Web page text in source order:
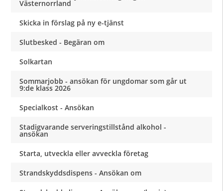
Västernorrland
Skicka in förslag på ny e-tjänst
Slutbesked - Begäran om
Solkartan
Sommarjobb - ansökan för ungdomar som går ut
9:de klass 2026
Specialkost - Ansökan
Stadigvarande serveringstillstånd alkohol -
ansökan
Starta, utveckla eller avveckla företag
Strandskyddsdispens - Ansökan om